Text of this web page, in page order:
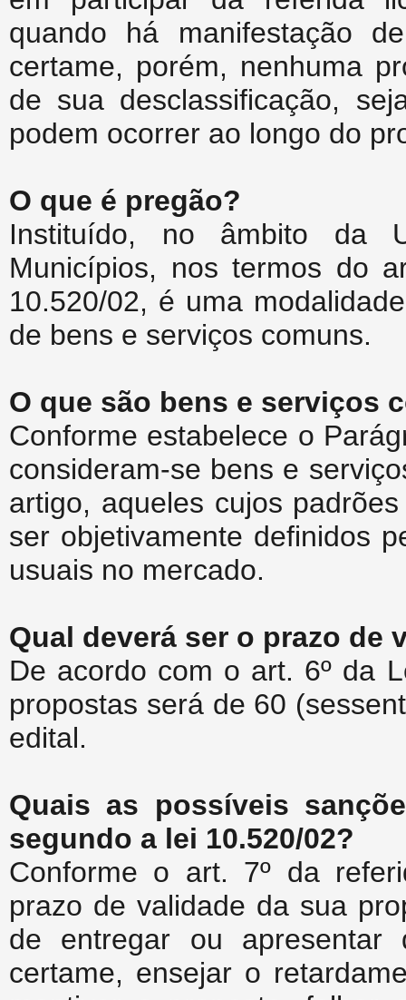
quando há manifestação
certame, porém, nenhuma
de sua desclassificação,
podem ocorrer ao longo do
O que é pregão?
Instituído, no âmbito da
Municípios, nos termos do
10.520/02, é uma
de bens e serviços comuns.
O que são bens e serviços
Conforme estabelece o
consideram-se bens e
artigo, aqueles cujos
ser objetivamente definidos
usuais no mercado.
Qual deverá ser o prazo de
De acordo com o art. 6º da
propostas será de 60
edital.
Quais as possíveis
segundo a lei 10.520/02?
Conforme o art. 7º da
prazo de validade da sua
de entregar ou apresentar
certame, ensejar o